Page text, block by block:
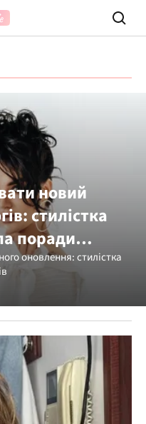
новий
стилістка
поради
оновлення: стилістка